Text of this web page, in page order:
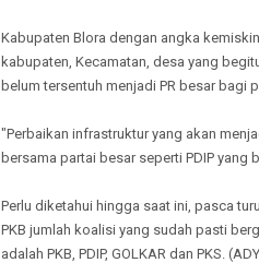
Kabupaten Blora dengan angka
kabupaten, Kecamatan, desa yang
belum tersentuh menjadi PR besar bagi
"Perbaikan infrastruktur yang akan
bersama partai besar seperti PDIP yang
Perlu diketahui hingga saat ini, pasca
PKB jumlah koalisi yang sudah pasti
adalah PKB, PDIP, GOLKAR dan PKS.